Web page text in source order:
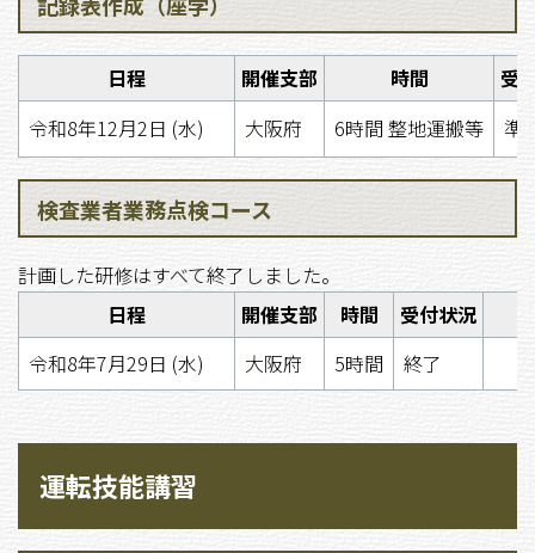
日程 開催支部 時間
受
令和8年12月2日 (水)
大阪府 6時間 整地運搬等 準
検査業者業務点検コース
計画した研修はすべて終了しました。
日程
開催支部 時間
受付状況
令和8年7月29日 (水)
大阪府 5時間 終了
運転技能講習